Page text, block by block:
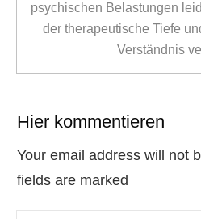
psychischen Belastungen
der therapeutische Tiefe
Verständnis
Hier kommentieren
Your email address will not
fields are marked